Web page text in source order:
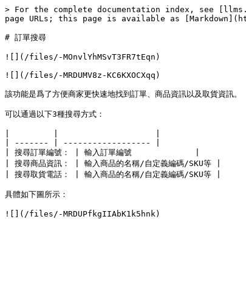
> For the complete documentation index, see
page URLs; this page is available as
# 訂單搜尋
![](/files/-MOnvlYhMSvT3FR7tEqn)
![](/files/-MRDUMV8z-KC6KXOCXqq)
該功能是爲了方便商家更快速地找到訂單、商品資訊以及取貨資訊。
可以通過以下3種搜尋方式：
| ------- | ------------------ |
| 搜尋訂單編號： | 輸入訂單編號             |
| 搜尋商品資訊： | 輸入商品的名稱/自定義編碼/SKU等 |
| 搜尋取貨電話： | 輸入商品的名稱/自定義編碼/SKU等 |
具體如下圖所示：